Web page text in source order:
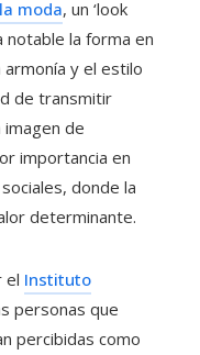
moda, un ‘look
notable la forma en
y el estilo
de transmitir
de
importancia en
donde la
determinante.
el Instituto
personas que
percibidas como